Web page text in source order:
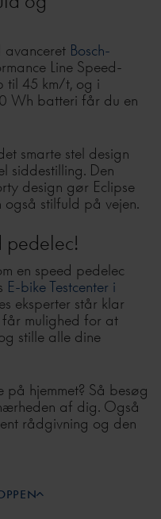
avanceret Bosch-
Line Speed-
til 45 km/t, og i
Wh batteri får du en
smarte stel design
siddestilling. Den
design gør Eclipse
også stilfuld på vejen.
pedelec!
en speed pedelec
E-bike Testcenter i
eksperter står klar
mulighed for at
stille alle dine
hjemmet? Så besøg
af dig. Også
rådgivning og den